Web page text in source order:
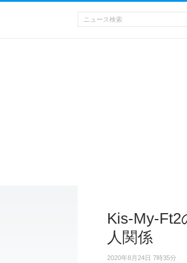
Kis-My-
人関係
2020年8月24日 7時35分